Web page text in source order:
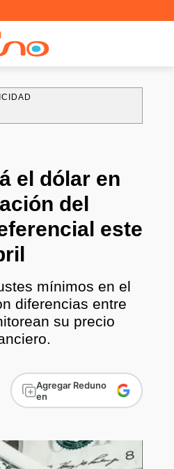
el dólar en
del
este
mínimos en el
diferencias entre
su precio
Agregar Reduno
en